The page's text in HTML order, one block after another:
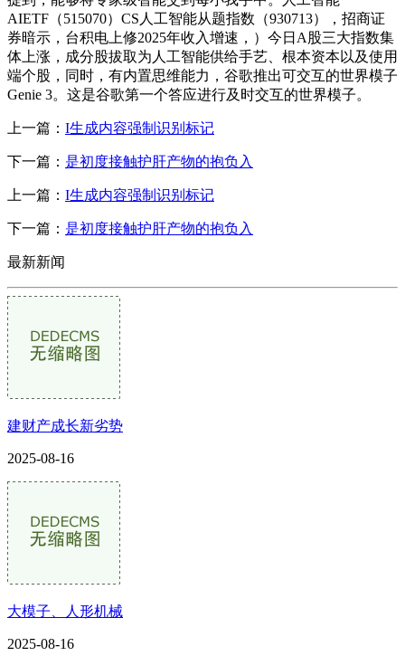
AIETF（515070）CS人工智能从题指数（930713），招商证
券暗示，台积电上修2025年收入增速，）今日A股三大指数集
体上涨，成分股拔取为人工智能供给手艺、根本资本以及使用
端个股，同时，有内置思维能力，谷歌推出可交互的世界模子
Genie 3。这是谷歌第一个答应进行及时交互的世界模子。
上一篇： I生成内容强制识别标记
下一篇： 是初度接触护肝产物的抱负入
上一篇： I生成内容强制识别标记
下一篇： 是初度接触护肝产物的抱负入
最新新闻
建财产成长新劣势
2025-08-16
大模子、人形机械
2025-08-16